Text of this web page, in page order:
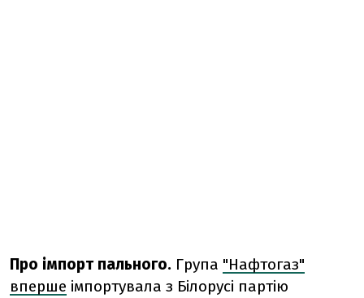
Про імпорт пального. Група "Нафтогаз"
вперше імпортувала з Білорусі партію